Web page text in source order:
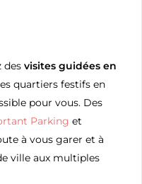
desvisites guidées en
quartiers festifs en
pour vous. Des
Parking et
à vous garer et à
ville aux multiples